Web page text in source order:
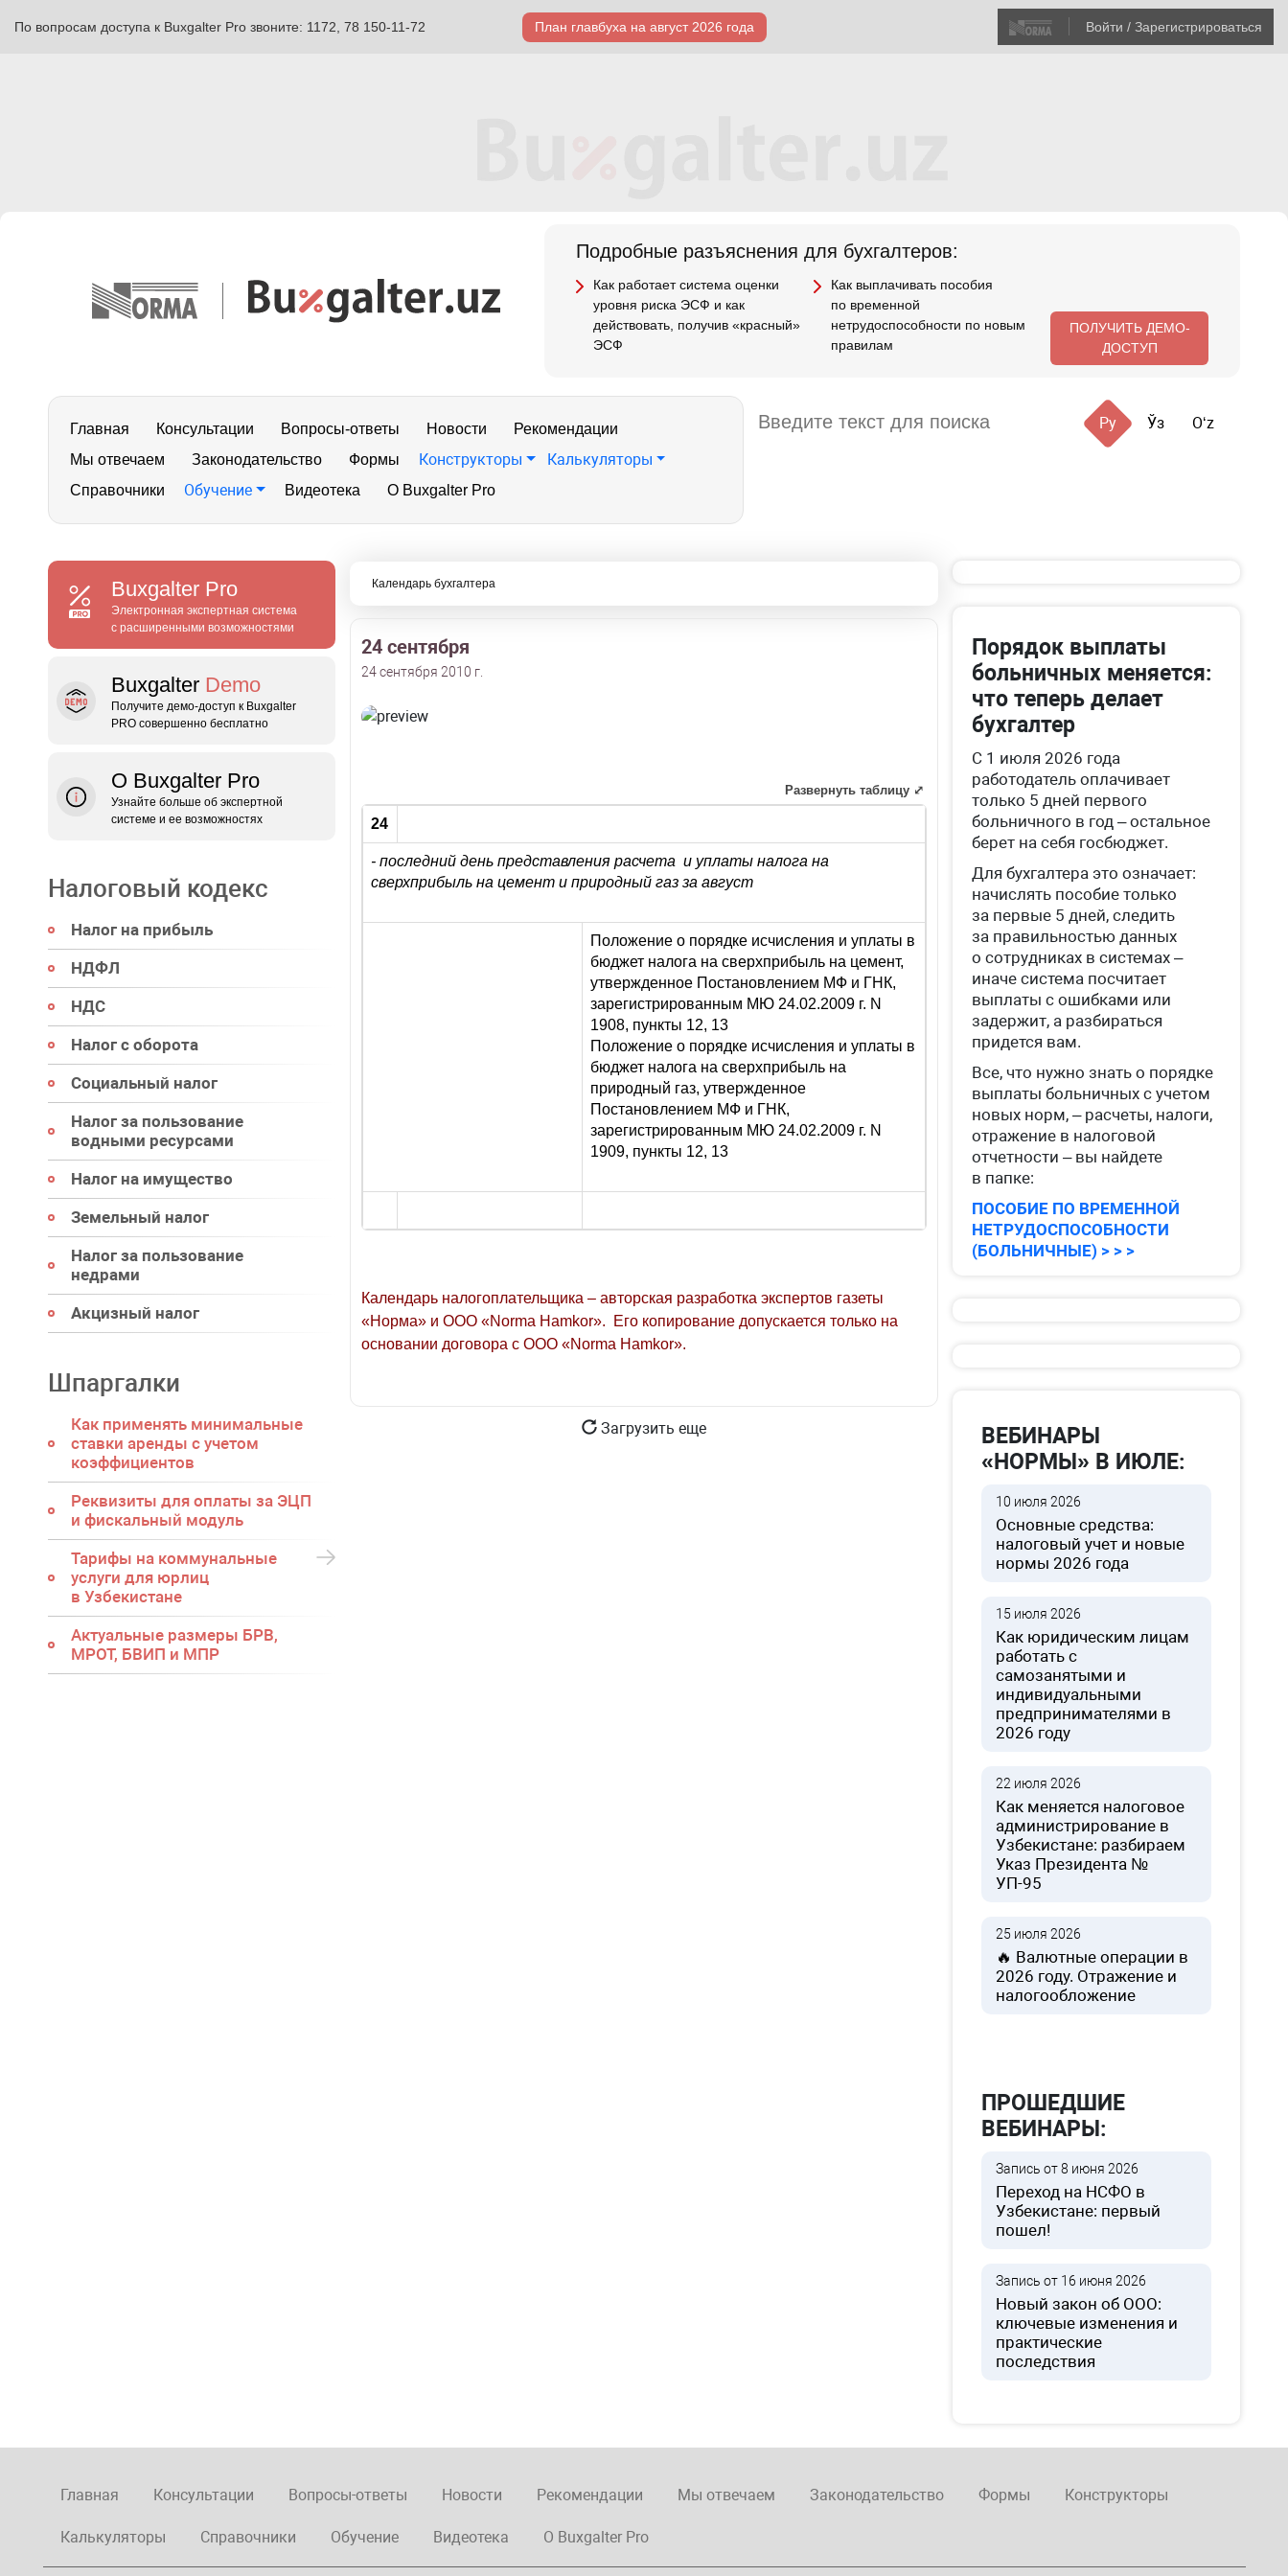
По вопросам доступа к Buxgalter Pro звоните: 1172, 78 150-11-72 План главбуха на август 2026 года Войти / Зарегистрироваться
Подробные разъяснения для бухгалтеров:
Как работает система оценки
уровня риска ЭСФ и как
действовать, получив «красный»
ЭСФ
Как выплачивать пособия
по временной
нетрудоспособности по новым
правилам
ПОЛУЧИТЬ ДЕМО-
ДОСТУП
Главная Консультации Вопросы-ответы Новости
Рекомендации
Мы отвечаем
Законодательство Формы Конструкторы Калькуляторы
Справочники Обучение Видеотека О Buxgalter Pro
Ру Ўз Oʻz
Buxgalter Pro
Электронная экспертная система
с расширенными возможностями
Buxgalter Demo
Получите демо‑доступ к Buxgalter
PRO совершенно бесплатно
О Buxgalter Pro
Узнайте больше об экспертной
системе и ее возможностях
Налоговый кодекс
Налог на прибыль
НДФЛ
НДС
Налог с оборота
Социальный налог
Налог за пользование
водными ресурсами
Налог на имущество
Земельный налог
Налог за пользование
недрами
Акцизный налог
Шпаргалки
Как применять минимальные
ставки аренды с учетом
коэффициентов
Реквизиты для оплаты за ЭЦП
и фискальный модуль
Тарифы на коммунальные
услуги для юрлиц
в Узбекистане
Актуальные размеры БРВ,
МРОТ, БВИП и МПР
Календарь бухгалтера
24 сентября
24 сентября 2010 г.
24
- последний день представления расчета и уплаты налога на
сверхприбыль на цемент и природный газ за август
Положение о порядке исчисления и уплаты в
бюджет налога на сверхприбыль на цемент,
утвержденное Постановлением МФ и ГНК,
зарегистрированным МЮ 24.02.2009 г. N
1908, пункты 12, 13
Положение о порядке исчисления и уплаты в
бюджет налога на сверхприбыль на
природный газ, утвержденное
Постановлением МФ и ГНК,
зарегистрированным МЮ 24.02.2009 г. N
1909, пункты 12, 13
Развернуть таблицу ⤢
Календарь налогоплательщика – авторская разработка экспертов газеты
«Норма» и ООО «Norma Hamkor». Его копирование допускается только на
основании договора с ООО «Norma Hamkor».
Загрузить еще
Порядок выплаты
больничных меняется:
что теперь делает
бухгалтер
С 1 июля 2026 года
работодатель оплачивает
только 5 дней первого
больничного в год – остальное
берет на себя госбюджет.
Для бухгалтера это означает:
начислять пособие только
за первые 5 дней, следить
за правильностью данных
о сотрудниках в системах –
иначе система посчитает
выплаты с ошибками или
задержит, а разбираться
придется вам.
Все, что нужно знать о порядке
выплаты больничных с учетом
новых норм, – расчеты, налоги,
отражение в налоговой
отчетности – вы найдете
в папке:
ПОСОБИЕ ПО ВРЕМЕННОЙ
НЕТРУДОСПОСОБНОСТИ
(БОЛЬНИЧНЫЕ) > > >
ВЕБИНАРЫ
«НОРМЫ» В ИЮЛЕ:
10 июля 2026
Основные средства:
налоговый учет и новые
нормы 2026 года
15 июля 2026
Как юридическим лицам
работать с
самозанятыми и
индивидуальными
предпринимателями в
2026 году
22 июля 2026
Как меняется налоговое
администрирование в
Узбекистане: разбираем
Указ Президента №
УП-95
25 июля 2026
🔥 Валютные операции в
2026 году. Отражение и
налогообложение
ПРОШЕДШИЕ
ВЕБИНАРЫ:
Запись от 8 июня 2026
Переход на НСФО в
Узбекистане: первый
пошел!
Запись от 16 июня 2026
Новый закон об ООО:
ключевые изменения и
практические
последствия
Главная Консультации Вопросы-ответы Новости Рекомендации Мы отвечаем Законодательство Формы Конструкторы
Калькуляторы Справочники Обучение Видеотека О Buxgalter Pro